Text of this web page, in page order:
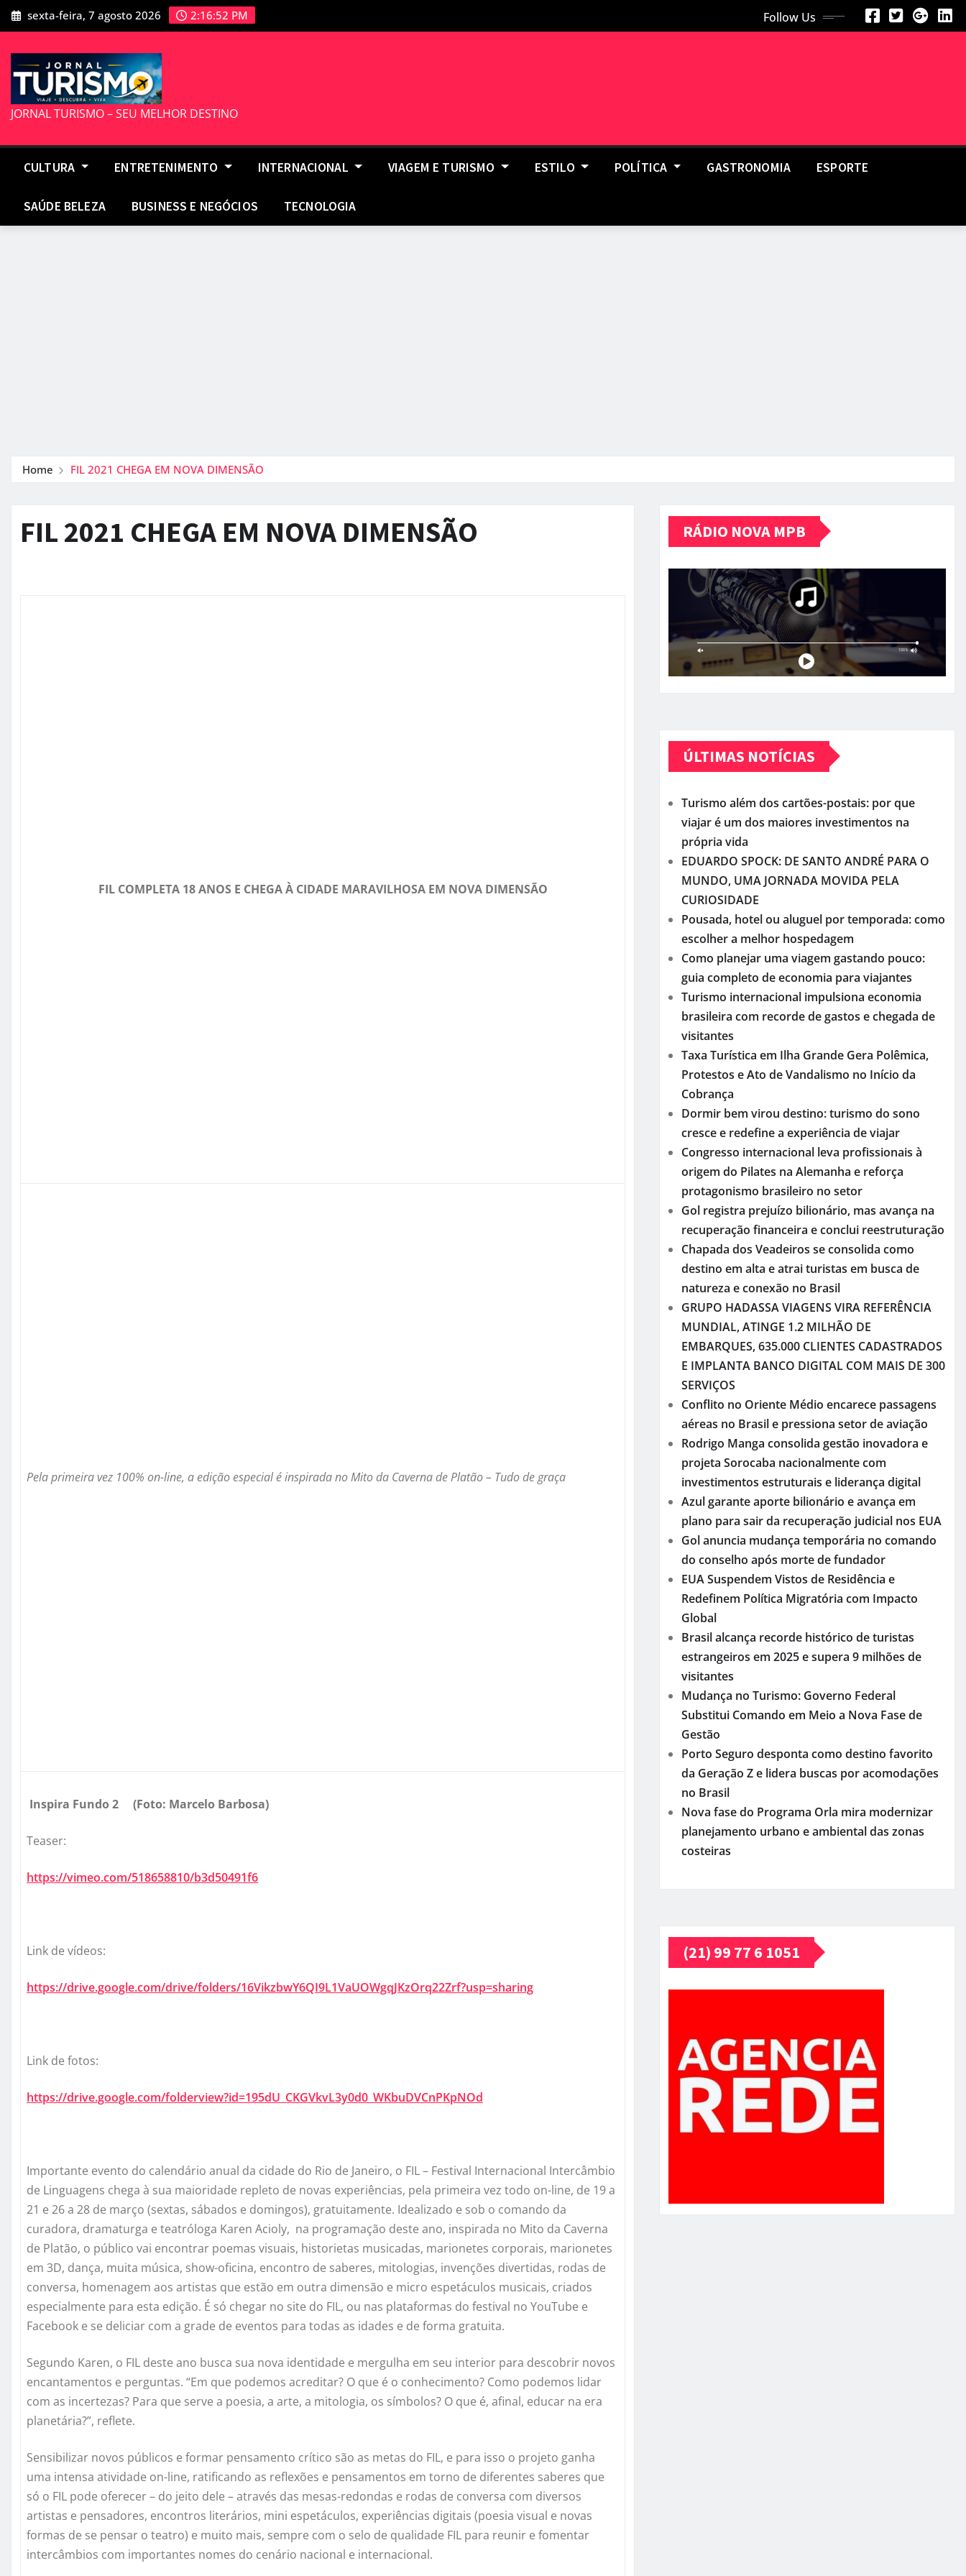
Skip
to
sexta-feira, 7 agosto 2026 2:16:53 PM Follow Us
JORNAL TURISMO – SEU MELHOR DESTINO
CULTURA ENTRETENIMENTO INTERNACIONAL VIAGEM E TURISMO ESTILO POLÍTICA GASTRONOMIA ESPORTE
SAÚDE BELEZA BUSINESS E NEGÓCIOS TECNOLOGIA
Home FIL 2021 CHEGA EM NOVA DIMENSÃO
FIL 2021 CHEGA EM NOVA DIMENSÃO
FIL COMPLETA 18 ANOS E CHEGA À CIDADE MARAVILHOSA EM NOVA DIMENSÃO
Pela primeira vez 100% on-line, a edição especial é inspirada no Mito da Caverna de Platão – Tudo de graça
Inspira Fundo 2 (Foto: Marcelo Barbosa)
Teaser:
https://vimeo.com/518658810/b3d50491f6
Link de vídeos:
https://drive.google.com/drive/folders/16VikzbwY6QI9L1VaUOWgqJKzOrq22Zrf?usp=sharing
Link de fotos:
https://drive.google.com/folderview?id=195dU_ CKGVkvL3y0d0_WKbuDVCnPKpNOd
Importante evento do calendário anual da cidade do Rio de Janeiro, o FIL – Festival Internacional Intercâmbio
de Linguagens chega à sua maioridade repleto de novas experiências, pela primeira vez todo on-line, de 19 a
21 e 26 a 28 de março (sextas, sábados e domingos), gratuitamente. Idealizado e sob o comando da
curadora, dramaturga e teatróloga Karen Acioly, na programação deste ano, inspirada no Mito da Caverna
de Platão, o público vai encontrar poemas visuais, historietas musicadas, marionetes corporais, marionetes
em 3D, dança, muita música, show-oficina, encontro de saberes, mitologias, invenções divertidas, rodas de
conversa, homenagem aos artistas que estão em outra dimensão e micro espetáculos musicais, criados
especialmente para esta edição. É só chegar no site do FIL, ou nas plataformas do festival no YouTube e
Facebook e se deliciar com a grade de eventos para todas as idades e de forma gratuita.
Segundo Karen, o FIL deste ano busca sua nova identidade e mergulha em seu interior para descobrir novos
encantamentos e perguntas. “Em que podemos acreditar? O que é o conhecimento? Como podemos lidar
com as incertezas? Para que serve a poesia, a arte, a mitologia, os símbolos? O que é, afinal, educar na era
planetária?”, reflete.
Sensibilizar novos públicos e formar pensamento crítico são as metas do FIL, e para isso o projeto ganha
uma intensa atividade on-line, ratificando as reflexões e pensamentos em torno de diferentes saberes que
só o FIL pode oferecer – do jeito dele – através das mesas-redondas e rodas de conversa com diversos
artistas e pensadores, encontros literários, mini espetáculos, experiências digitais (poesia visual e novas
formas de se pensar o teatro) e muito mais, sempre com o selo de qualidade FIL para reunir e fomentar
intercâmbios com importantes nomes do cenário nacional e internacional.
RÁDIO NOVA MPB
ÚLTIMAS NOTÍCIAS
Turismo além dos cartões-postais: por que
viajar é um dos maiores investimentos na
própria vida
EDUARDO SPOCK: DE SANTO ANDRÉ PARA O
MUNDO, UMA JORNADA MOVIDA PELA
CURIOSIDADE
Pousada, hotel ou aluguel por temporada: como
escolher a melhor hospedagem
Como planejar uma viagem gastando pouco:
guia completo de economia para viajantes
Turismo internacional impulsiona economia
brasileira com recorde de gastos e chegada de
visitantes
Taxa Turística em Ilha Grande Gera Polêmica,
Protestos e Ato de Vandalismo no Início da
Cobrança
Dormir bem virou destino: turismo do sono
cresce e redefine a experiência de viajar
Congresso internacional leva profissionais à
origem do Pilates na Alemanha e reforça
protagonismo brasileiro no setor
Gol registra prejuízo bilionário, mas avança na
recuperação financeira e conclui reestruturação
Chapada dos Veadeiros se consolida como
destino em alta e atrai turistas em busca de
natureza e conexão no Brasil
GRUPO HADASSA VIAGENS VIRA REFERÊNCIA
MUNDIAL, ATINGE 1.2 MILHÃO DE
EMBARQUES, 635.000 CLIENTES CADASTRADOS
E IMPLANTA BANCO DIGITAL COM MAIS DE 300
SERVIÇOS
Conflito no Oriente Médio encarece passagens
aéreas no Brasil e pressiona setor de aviação
Rodrigo Manga consolida gestão inovadora e
projeta Sorocaba nacionalmente com
investimentos estruturais e liderança digital
Azul garante aporte bilionário e avança em
plano para sair da recuperação judicial nos EUA
Gol anuncia mudança temporária no comando
do conselho após morte de fundador
EUA Suspendem Vistos de Residência e
Redefinem Política Migratória com Impacto
Global
Brasil alcança recorde histórico de turistas
estrangeiros em 2025 e supera 9 milhões de
visitantes
Mudança no Turismo: Governo Federal
Substitui Comando em Meio a Nova Fase de
Gestão
Porto Seguro desponta como destino favorito
da Geração Z e lidera buscas por acomodações
no Brasil
Nova fase do Programa Orla mira modernizar
planejamento urbano e ambiental das zonas
costeiras
(21) 99 77 6 1051